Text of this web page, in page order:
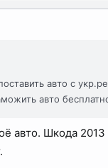
авто с
авто
авто. Шкода